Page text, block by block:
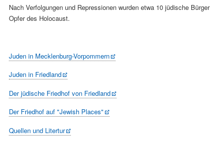
Nach Verfolgungen und Repressionen wurden etwa 10 jüdische Bürger
Opfer des Holocaust.
Juden in Mecklenburg-Vorpommern
Juden in Friedland
Der jüdische Friedhof von Friedland
Der Friedhof auf "Jewish Places"
Quellen und Litertur